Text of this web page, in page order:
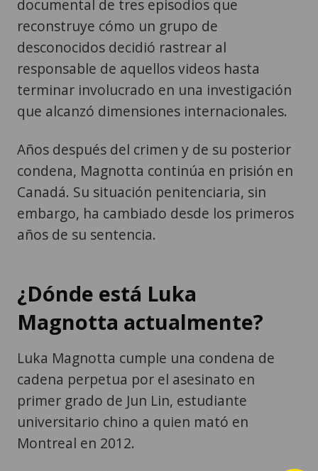
documental de tres episodios que
reconstruye cómo un grupo de
desconocidos decidió rastrear al
responsable de aquellos videos hasta
terminar involucrado en una investigación
que alcanzó dimensiones internacionales.
Años después del crimen y de su posterior
condena, Magnotta continúa en prisión en
Canadá. Su situación penitenciaria, sin
embargo, ha cambiado desde los primeros
años de su sentencia.
¿Dónde está Luka
Magnotta actualmente?
Luka Magnotta cumple una condena de
cadena perpetua por el asesinato en
primer grado de Jun Lin, estudiante
universitario chino a quien mató en
Montreal en 2012.